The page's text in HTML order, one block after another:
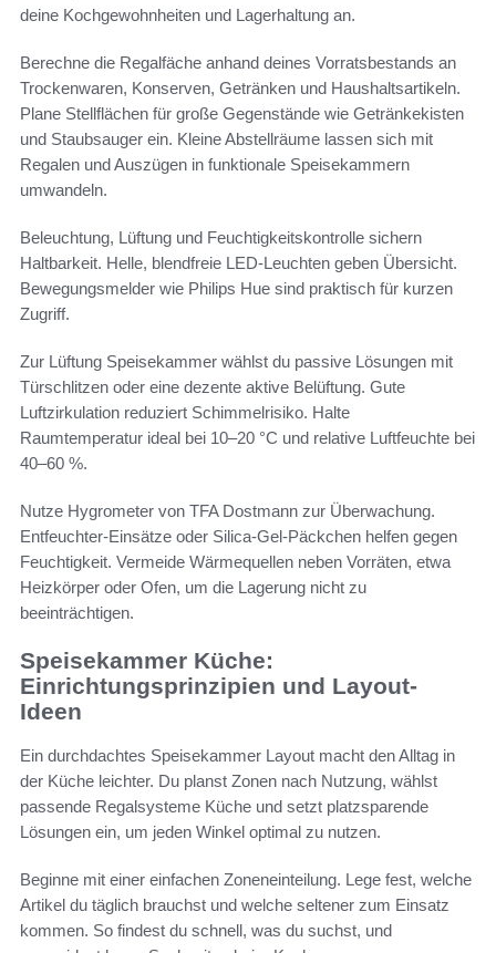
deine Kochgewohnheiten und Lagerhaltung an.
Berechne die Regalfäche anhand deines Vorratsbestands an
Trockenwaren, Konserven, Getränken und Haushaltsartikeln.
Plane Stellflächen für große Gegenstände wie Getränkekisten
und Staubsauger ein. Kleine Abstellräume lassen sich mit
Regalen und Auszügen in funktionale Speisekammern
umwandeln.
Beleuchtung, Lüftung und Feuchtigkeitskontrolle sichern
Haltbarkeit. Helle, blendfreie LED-Leuchten geben Übersicht.
Bewegungsmelder wie Philips Hue sind praktisch für kurzen
Zugriff.
Zur Lüftung Speisekammer wählst du passive Lösungen mit
Türschlitzen oder eine dezente aktive Belüftung. Gute
Luftzirkulation reduziert Schimmelrisiko. Halte
Raumtemperatur ideal bei 10–20 °C und relative Luftfeuchte bei
40–60 %.
Nutze Hygrometer von TFA Dostmann zur Überwachung.
Entfeuchter-Einsätze oder Silica-Gel-Päckchen helfen gegen
Feuchtigkeit. Vermeide Wärmequellen neben Vorräten, etwa
Heizkörper oder Ofen, um die Lagerung nicht zu
beeinträchtigen.
Speisekammer Küche:
Einrichtungsprinzipien und Layout-
Ideen
Ein durchdachtes Speisekammer Layout macht den Alltag in
der Küche leichter. Du planst Zonen nach Nutzung, wählst
passende Regalsysteme Küche und setzt platzsparende
Lösungen ein, um jeden Winkel optimal zu nutzen.
Beginne mit einer einfachen Zoneneinteilung. Lege fest, welche
Artikel du täglich brauchst und welche seltener zum Einsatz
kommen. So findest du schnell, was du suchst, und